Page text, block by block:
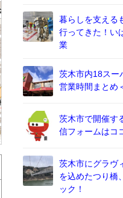
暮らしを支える
行ってきた！い
業
茨木市内18スー
営業時間まとめ
茨木市で開催す
信フォームはコ
茨木市にグラヴ
を込めたつり橋
ック！